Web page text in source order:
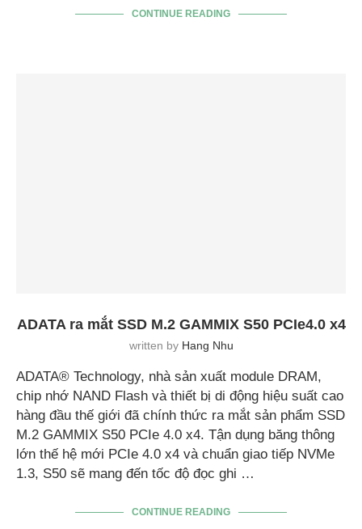
CONTINUE READING
ADATA ra mắt SSD M.2 GAMMIX S50 PCIe4.0 x4
written by Hang Nhu
ADATA® Technology, nhà sản xuất module DRAM,
chip nhớ NAND Flash và thiết bị di động hiệu suất cao
hàng đầu thế giới đã chính thức ra mắt sản phẩm SSD
M.2 GAMMIX S50 PCIe 4.0 x4. Tận dụng băng thông
lớn thế hệ mới PCIe 4.0 x4 và chuẩn giao tiếp NVMe
1.3, S50 sẽ mang đến tốc độ đọc ghi …
CONTINUE READING